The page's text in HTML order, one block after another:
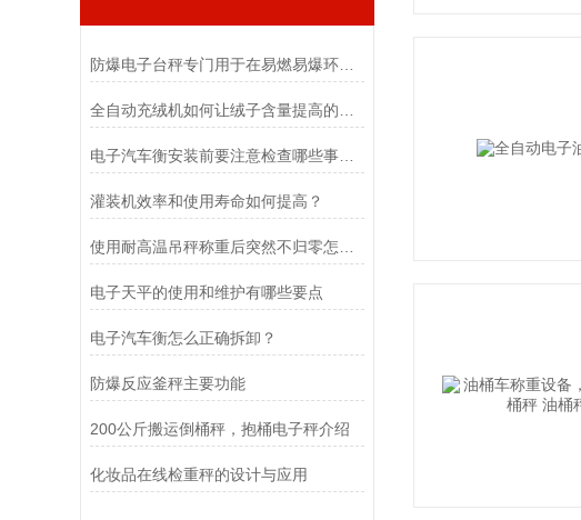
防爆电子台秤专门用于在易燃易爆环境中进行称重操作
电子汽车衡安装前要注意检查哪些事项？
灌装机效率和使用寿命如何提高？
电子天平的使用和维护有哪些要点
电子汽车衡怎么正确拆卸？
防爆反应釜秤主要功能
200公斤搬运倒桶秤，抱桶电子秤介绍
化妆品在线检重秤的设计与应用